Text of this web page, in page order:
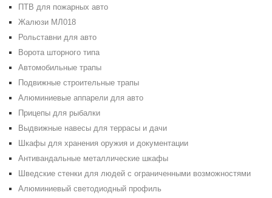
ПТВ для пожарных авто
Жалюзи МЛ018
Рольставни для авто
Ворота шторного типа
Автомобильные трапы
Подвижные строительные трапы
Алюминиевые аппарели для авто
Прицепы для рыбалки
Выдвижные навесы для террасы и дачи
Шкафы для хранения оружия и документации
Антивандальные металлические шкафы
Шведские стенки для людей с ограниченными возможностями
Алюминиевый светодиодный профиль